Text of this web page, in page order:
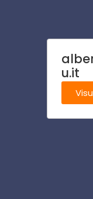
u.it